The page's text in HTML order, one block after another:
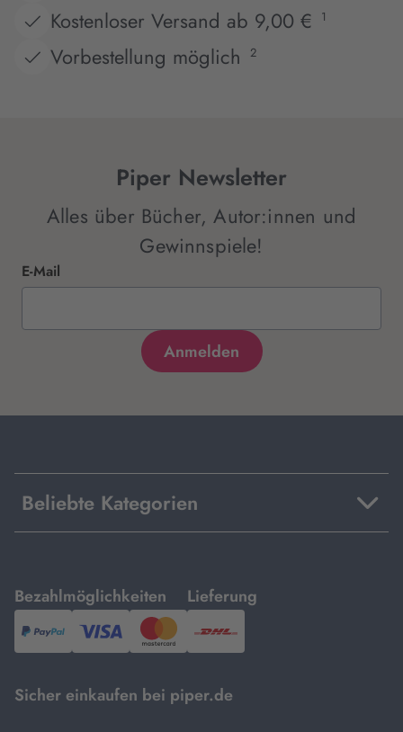
Kostenloser Versand ab 9,00 €
1
Vorbestellung möglich 2
Piper Newsletter
Alles über Bücher, Autor:innen und
Gewinnspiele!
E-Mail
Beliebte Kategorien
Bezahlmöglichkeiten
mit
PayPal,Visa
und
Lieferung
mit
DHL.
Sicher einkaufen bei piper.de